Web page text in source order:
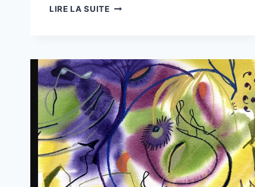
LIRE LA SUITEPICK
SUGAR”,
UNE
PLONGÉE
SOMBRE
ET
PUISSANTE
DANS
LE
LATIN
METAL